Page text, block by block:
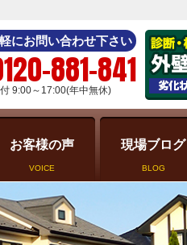
にお問い合わせ下さい
881-841
9:00～17:00(年中無休)
お客様の声
VOICE
現場ブログ
BLOG